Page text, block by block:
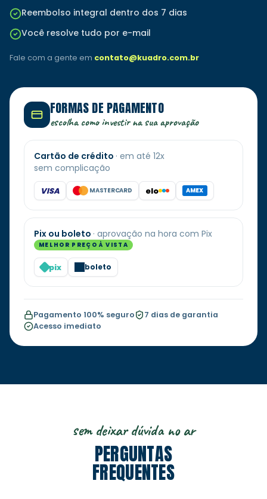
Reembolso integral dentro dos 7 dias
Você resolve tudo por e-mail
Fale com a gente em contato@kuadro.com.br
FORMAS DE PAGAMENTO
escolha como investir na sua aprovação
Cartão de crédito · em até 12x
sem complicação
VISA MASTERCARD elo AMEX
Pix ou boleto · aprovação na hora com Pix
MELHOR PREÇO À VISTA
pix boleto
Pagamento 100% seguro
7 dias de garantia
Acesso imediato
sem deixar dúvida no ar
PERGUNTAS
FREQUENTES